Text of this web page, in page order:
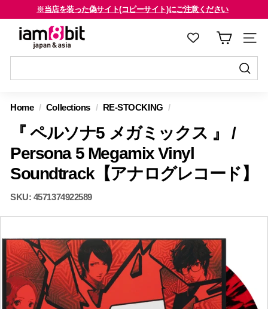
ン
イ
を
め
る
※当店を装った偽サイト(コピーサイト)にご注意ください
海外のお客様はご確認ください
8
j
a
p
a
n
a
s
i
a
信
る
送
Home / Collections / RE-STOCKING /
『 ペルソナ5 メガミックス 』 /
Persona 5 Megamix Vinyl
Soundtrack【アナログレコード】
SKU: 4571374922589